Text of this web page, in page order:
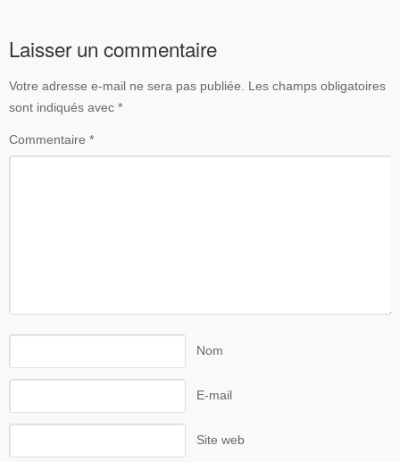
Laisser un commentaire
Votre adresse e-mail ne sera pas publiée.
Les champs obligatoires
sont indiqués avec *
Commentaire *
Nom
E-mail
Site web